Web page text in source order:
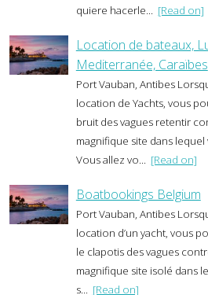
quiere hacerle... [Read on]
Location de bateaux,
Mediterranée, Caraïbes
Port Vauban, Antibes
location de Yachts, vous
bruit des vagues retentir
magnifique site dans
Vous allez vo... [Read on]
Boatbookings Belgium
Port Vauban, Antibes
location d’un yacht, vous
le clapotis des vagues
magnifique site isolé dans
s... [Read on]